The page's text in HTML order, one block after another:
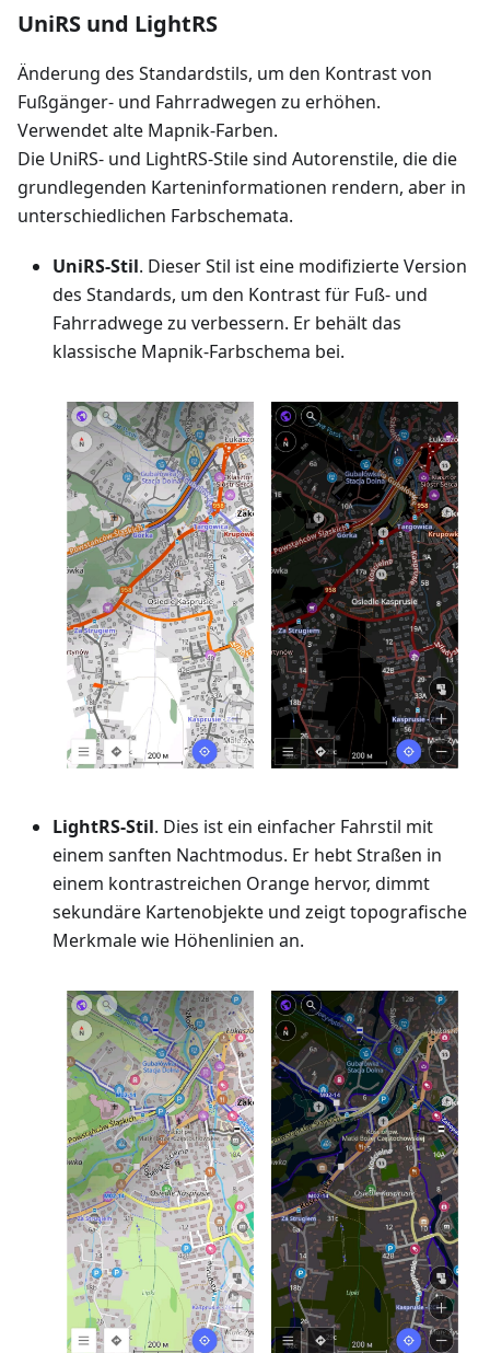
UniRS und LightRS
Änderung des Standardstils, um den Kontrast von
Fußgänger- und Fahrradwegen zu erhöhen.
Verwendet alte Mapnik-Farben.
Die UniRS- und LightRS-Stile sind Autorenstile, die die
grundlegenden Karteninformationen rendern, aber in
unterschiedlichen Farbschemata.
UniRS-Stil. Dieser Stil ist eine modifizierte Version
des Standards, um den Kontrast für Fuß- und
Fahrradwege zu verbessern. Er behält das
klassische Mapnik-Farbschema bei.
LightRS-Stil. Dies ist ein einfacher Fahrstil mit
einem sanften Nachtmodus. Er hebt Straßen in
einem kontrastreichen Orange hervor, dimmt
sekundäre Kartenobjekte und zeigt topografische
Merkmale wie Höhenlinien an.